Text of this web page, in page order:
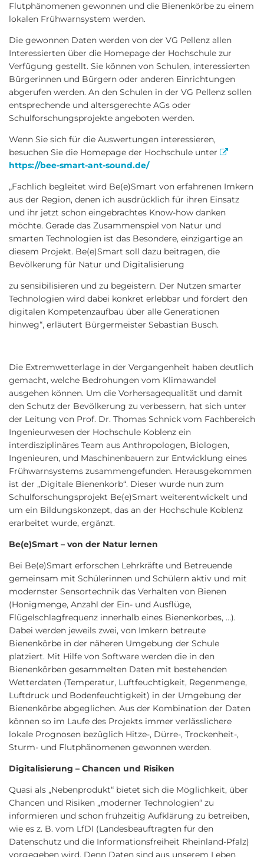
Flutphänomenen gewonnen und die Bienenkörbe zu einem
lokalen Frühwarnsystem werden.
Die gewonnen Daten werden von der VG Pellenz allen
Interessierten über die Homepage der Hochschule zur
Verfügung gestellt. Sie können von Schulen, interessierten
Bürgerinnen und Bürgern oder anderen Einrichtungen
abgerufen werden. An den Schulen in der VG Pellenz sollen
entsprechende und altersgerechte AGs oder
Schulforschungsprojekte angeboten werden.
Wenn Sie sich für die Auswertungen interessieren,
besuchen Sie die Homepage der Hochschule unter
https://bee-smart-ant-sound.de/
„Fachlich begleitet wird Be(e)Smart von erfahrenen Imkern
aus der Region, denen ich ausdrücklich für ihren Einsatz
und ihr jetzt schon eingebrachtes Know-how danken
möchte. Gerade das Zusammenspiel von Natur und
smarten Technologien ist das Besondere, einzigartige an
diesem Projekt. Be(e)Smart soll dazu beitragen, die
Bevölkerung für Natur und Digitalisierung
zu sensibilisieren und zu begeistern. Der Nutzen smarter
Technologien wird dabei konkret erlebbar und fördert den
digitalen Kompetenzaufbau über alle Generationen
hinweg“, erläutert Bürgermeister Sebastian Busch.
Die Extremwetterlage in der Vergangenheit haben deutlich
gemacht, welche Bedrohungen vom Klimawandel
ausgehen können. Um die Vorhersagequalität und damit
den Schutz der Bevölkerung zu verbessern, hat sich unter
der Leitung von Prof. Dr. Thomas Schnick vom Fachbereich
Ingenieurwesen der Hochschule Koblenz ein
interdisziplinäres Team aus Anthropologen, Biologen,
Ingenieuren, und Maschinenbauern zur Entwicklung eines
Frühwarnsystems zusammengefunden. Herausgekommen
ist der „Digitale Bienenkorb“. Dieser wurde nun zum
Schulforschungsprojekt Be(e)Smart weiterentwickelt und
um ein Bildungskonzept, das an der Hochschule Koblenz
erarbeitet wurde, ergänzt.
Be(e)Smart – von der Natur lernen
Bei Be(e)Smart erforschen Lehrkräfte und Betreuende
gemeinsam mit Schülerinnen und Schülern aktiv und mit
modernster Sensortechnik das Verhalten von Bienen
(Honigmenge, Anzahl der Ein- und Ausflüge,
Flügelschlagfrequenz innerhalb eines Bienenkorbes, …).
Dabei werden jeweils zwei, von Imkern betreute
Bienenkörbe in der näheren Umgebung der Schule
platziert. Mit Hilfe von Software werden die in den
Bienenkörben gesammelten Daten mit bestehenden
Wetterdaten (Temperatur, Luftfeuchtigkeit, Regenmenge,
Luftdruck und Bodenfeuchtigkeit) in der Umgebung der
Bienenkörbe abgeglichen. Aus der Kombination der Daten
können so im Laufe des Projekts immer verlässlichere
lokale Prognosen bezüglich Hitze-, Dürre-, Trockenheit-,
Sturm- und Flutphänomenen gewonnen werden.
Digitalisierung – Chancen und Risiken
Quasi als „Nebenprodukt“ bietet sich die Möglichkeit, über
Chancen und Risiken „moderner Technologien“ zu
informieren und schon frühzeitig Aufklärung zu betreiben,
wie es z. B. vom LfDI (Landesbeauftragten für den
Datenschutz und die Informationsfreiheit Rheinland-Pfalz)
vorgegeben wird. Denn Daten sind aus unserem Leben